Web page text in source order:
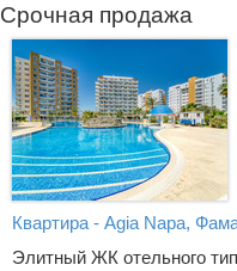
Срочная продажа
Квартира - Agia Napa,
Элитный ЖК отельного